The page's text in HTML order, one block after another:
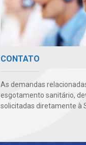
CONTATO
As demandas
esgotamento sanitário,
solicitadas diretamente à